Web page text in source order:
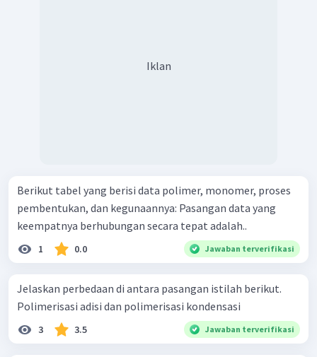
Iklan
Berikut tabel yang berisi data polimer, monomer, proses
pembentukan, dan kegunaannya: Pasangan data yang
keempatnya berhubungan secara tepat adalah..
1 0.0 Jawaban terverifikasi
Jelaskan perbedaan di antara pasangan istilah berikut.
Polimerisasi adisi dan polimerisasi kondensasi
3 3.5 Jawaban terverifikasi